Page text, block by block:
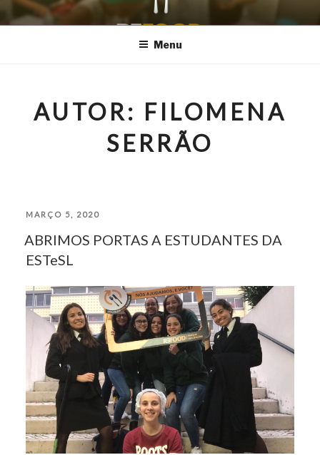
Saltar
REFOOD – PARQUE
Aproveitar para Alimentar
Menu
AUTOR: FILOMENA
SERRÃO
PUBLICADO
EM
MARÇO 5, 2020
ABRIMOS PORTAS A ESTUDANTES DA
ESTeSL